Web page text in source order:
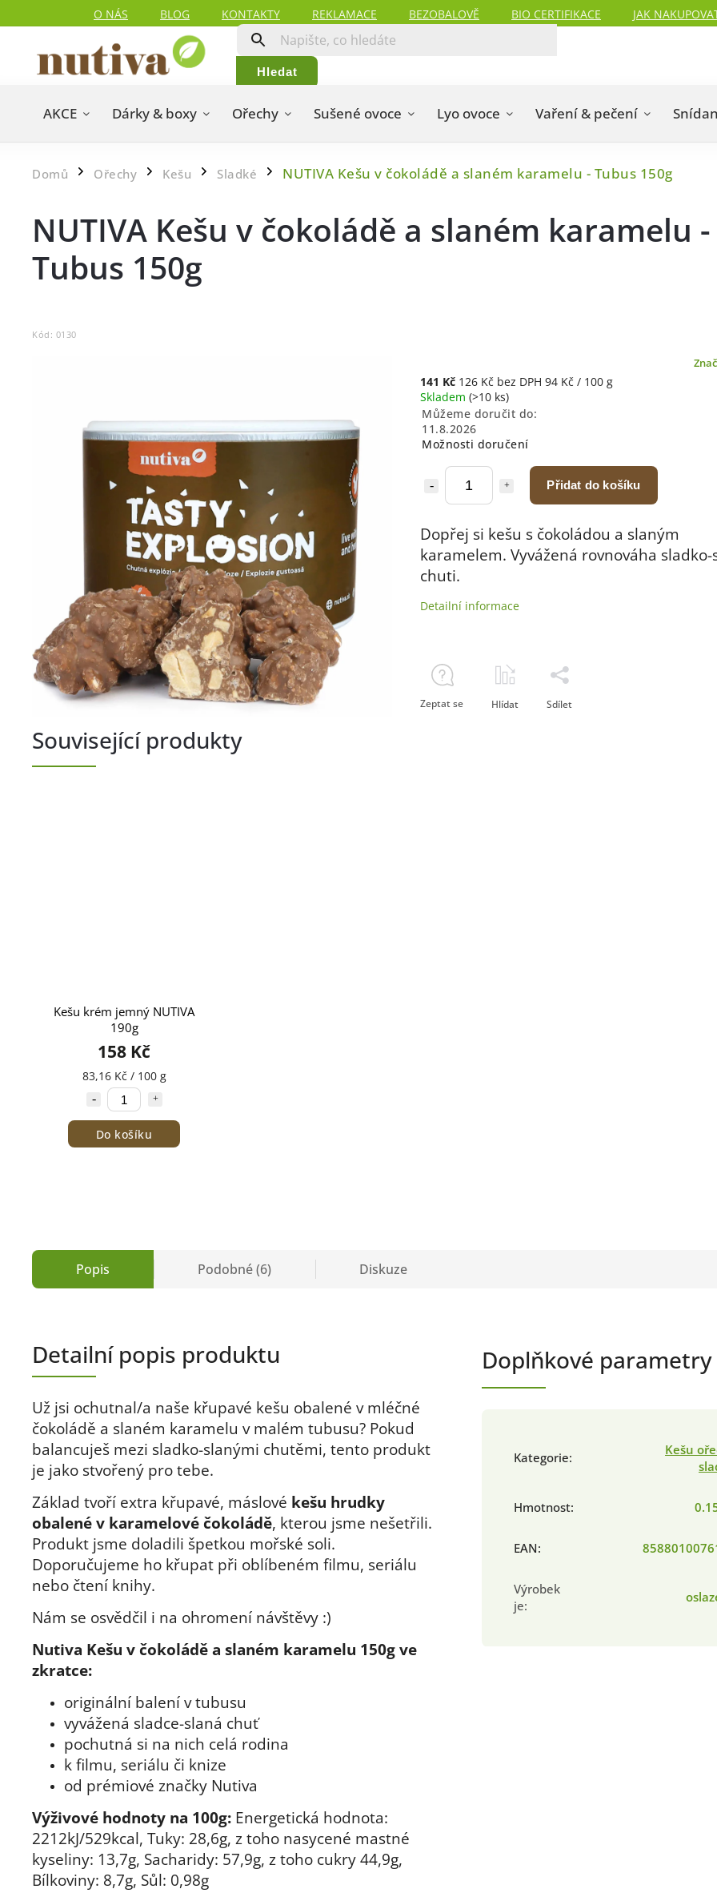
O NÁS BLOG KONTAKTY REKLAMACE BEZOBALOVĚ BIO CERTIFIKACE JAK
Hledat
AKCE Dárky & boxy Ořechy Sušené ovoce Lyo ovoce Vaření & pečení
Domů / Ořechy / Kešu / Sladké / NUTIVA Kešu v čokoládě a slaném karamelu - Tubus 150g
NUTIVA Kešu v čokoládě a slaném karamelu -
Tubus 150g
Kód: 0130
141 Kč 126 Kč bez DPH 94 Kč / 100 g
Skladem (>10 ks)
Můžeme doručit do:
11.8.2026
Možnosti doručení
Přidat do košíku
Dopřej si kešu s čokoládou a slaným
karamelem. Vyvážená rovnováha sladko-
chuti.
Detailní informace
Zeptat se Hlídat Sdílet
Související produkty
Kešu krém jemný NUTIVA
190g
158 Kč
83,16 Kč / 100 g
Do košíku
Popis Podobné (6) Diskuze
Detailní popis produktu
Už jsi ochutnal/a naše křupavé kešu obalené v mléčné
čokoládě a slaném karamelu v malém tubusu? Pokud
balancuješ mezi sladko-slanými chutěmi, tento produkt
je jako stvořený pro tebe.
Základ tvoří extra křupavé, máslové kešu hrudky
obalené v karamelové čokoládě, kterou jsme nešetřili.
Produkt jsme doladili špetkou mořské soli.
Doporučujeme ho křupat při oblíbeném filmu, seriálu
nebo čtení knihy.
Nám se osvědčil i na ohromení návštěvy :)
Nutiva Kešu v čokoládě a slaném karamelu 150g ve
zkratce:
originální balení v tubusu
vyvážená sladce-slaná chuť
pochutná si na nich celá rodina
k filmu, seriálu či knize
od prémiové značky Nutiva
Výživové hodnoty na 100g: Energetická hodnota:
2212kJ/529kcal, Tuky: 28,6g, z toho nasycené mastné
kyseliny: 13,7g, Sacharidy: 57,9g, z toho cukry 44,9g,
Bílkoviny: 8,7g, Sůl: 0,98g
Doplňkové parametry
Kategorie:
Kešu
Hmotnost:
EAN:
Výrobek
je: